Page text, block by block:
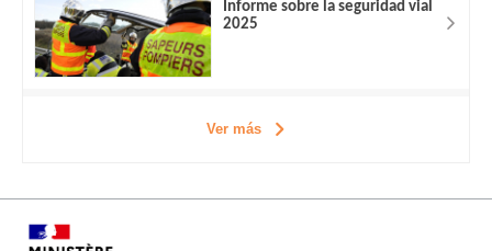
Informe sobre la seguridad vial
2025
Ver más